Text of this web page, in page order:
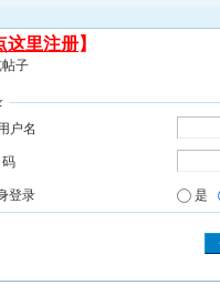
这里注册】
子
户名
登录 是